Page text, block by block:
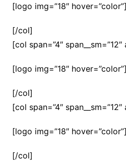
[logo img=”18″ hover=”color”]
[/col]
[col span=”4″
[logo img=”18″ hover=”color”]
[/col]
[col span=”4″
[logo img=”18″ hover=”color”]
[/col]